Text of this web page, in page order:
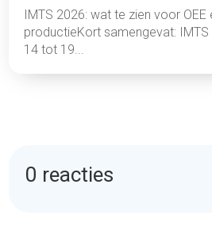
IMTS 2026: wat te zien voor OEE
productieKort samengevat:
14 tot 19...
0 reacties